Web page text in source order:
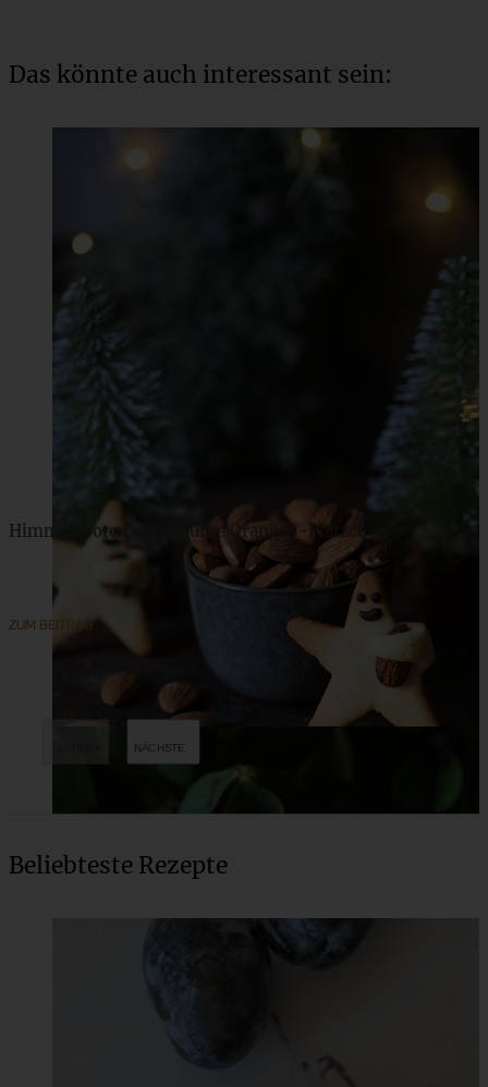
Das könnte auch interessant sein:
Himmelsboten oder mürbe Orangen-Plätzchen
ZUM BEITRAG
Beliebteste Rezepte